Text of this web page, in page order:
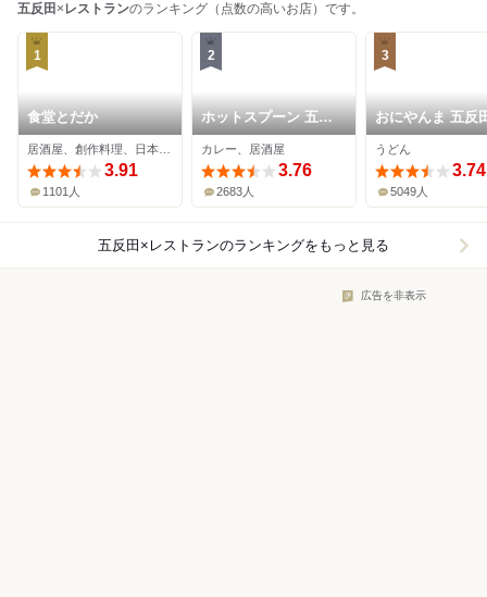
五反田 × レストランのランキング（点数の高いお店）です。
1
食堂とだか
3.91
1101人
2
ホットスプーン 五反
田店
カレー、居酒屋
3.76
2683人
3
おにやんま 五反
店
うどん
3.74
5049人
五反田×レストランのランキングをもっと見る
広告を非表示